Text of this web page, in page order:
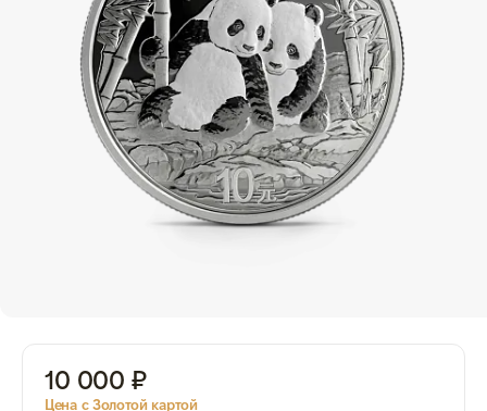
10 000 ₽
Цена с Золотой картой